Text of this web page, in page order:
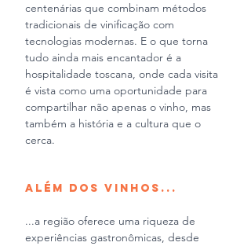
centenárias que combinam métodos
tradicionais de vinificação com
tecnologias modernas. E o que torna
tudo ainda mais encantador é a
hospitalidade toscana, onde cada visita
é vista como uma oportunidade para
compartilhar não apenas o vinho, mas
também a história e a cultura que o
cerca.
Além dos vinhos...
...a região oferece uma riqueza de
experiências gastronômicas, desde